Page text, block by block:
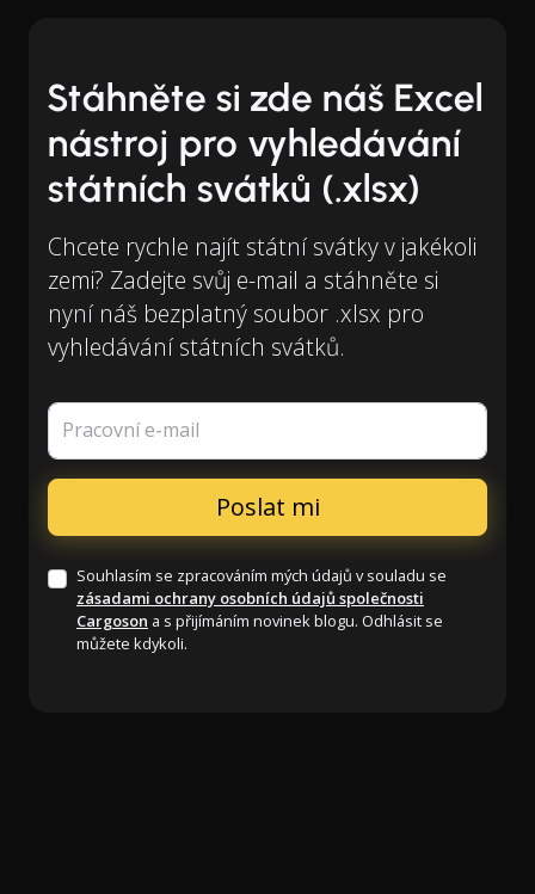
Stáhněte si zde náš Excel
nástroj pro vyhledávání
státních svátků (.xlsx)
Chcete rychle najít státní svátky v jakékoli
zemi? Zadejte svůj e-mail a stáhněte si
nyní náš bezplatný soubor .xlsx pro
vyhledávání státních svátků.
Pracovní e-mail
Souhlasím se zpracováním mých údajů v souladu se
zásadami ochrany osobních údajů společnosti
Cargoson a s přijímáním novinek blogu. Odhlásit se
můžete kdykoli.